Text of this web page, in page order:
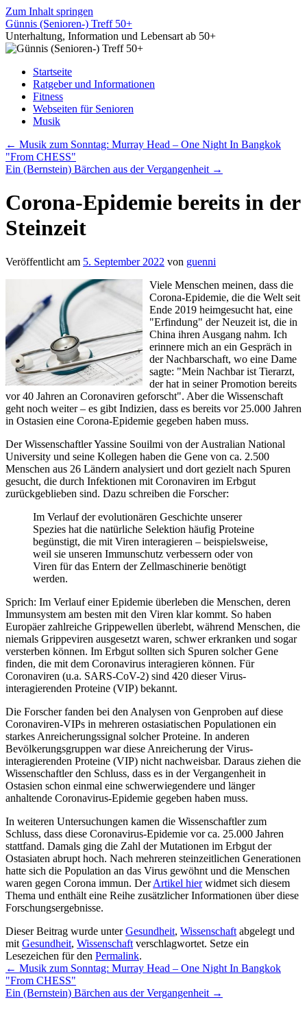
Zum Inhalt springen
Günnis (Senioren-) Treff 50+
Unterhaltung, Information und Lebensart ab 50+
Startseite
Ratgeber und Informationen
Fitness
Webseiten für Senioren
Musik
← Musik zum Sonntag: Murray Head – One Night In Bangkok
"From CHESS"
Ein (Bernstein) Bärchen aus der Vergangenheit →
Corona-Epidemie bereits in der
Steinzeit
Veröffentlicht am 5. September 2022 von guenni
Viele Menschen meinen, dass die
Corona-Epidemie, die die Welt seit
Ende 2019 heimgesucht hat, eine
"Erfindung" der Neuzeit ist, die in
China ihren Ausgang nahm. Ich
erinnere mich an ein Gespräch in
der Nachbarschaft, wo eine Dame
sagte: "Mein Nachbar ist Tierarzt,
der hat in seiner Promotion bereits
vor 40 Jahren an Coronaviren geforscht". Aber die Wissenschaft
geht noch weiter – es gibt Indizien, dass es bereits vor 25.000 Jahren
in Ostasien eine Corona-Epidemie gegeben haben muss.
Der Wissenschaftler Yassine Souilmi von der Australian National
University und seine Kollegen haben die Gene von ca. 2.500
Menschen aus 26 Ländern analysiert und dort gezielt nach Spuren
gesucht, die durch Infektionen mit Coronaviren im Erbgut
zurückgeblieben sind. Dazu schreiben die Forscher:
Im Verlauf der evolutionären Geschichte unserer
Spezies hat die natürliche Selektion häufig Proteine
begünstigt, die mit Viren interagieren – beispielsweise,
weil sie unseren Immunschutz verbessern oder von
Viren für das Entern der Zellmaschinerie benötigt
werden.
Sprich: Im Verlauf einer Epidemie überleben die Menschen, deren
Immunsystem am besten mit den Viren klar kommt. So haben
Europäer zahlreiche Grippewellen überlebt, während Menschen, die
niemals Grippeviren ausgesetzt waren, schwer erkranken und sogar
versterben können. Im Erbgut sollten sich Spuren solcher Gene
finden, die mit dem Coronavirus interagieren können. Für
Coronaviren (u.a. SARS-CoV-2) sind 420 dieser Virus-
interagierenden Proteine (VIP) bekannt.
Die Forscher fanden bei den Analysen von Genproben auf diese
Coronaviren-VIPs in mehreren ostasiatischen Populationen ein
starkes Anreicherungssignal solcher Proteine. In anderen
Bevölkerungsgruppen war diese Anreicherung der Virus-
interagierenden Proteine (VIP) nicht nachweisbar. Daraus ziehen die
Wissenschaftler den Schluss, dass es in der Vergangenheit in
Ostasien schon einmal eine schwerwiegendere und länger
anhaltende Coronavirus-Epidemie gegeben haben muss.
In weiteren Untersuchungen kamen die Wissenschaftler zum
Schluss, dass diese Coronavirus-Epidemie vor ca. 25.000 Jahren
stattfand. Damals ging die Zahl der Mutationen im Erbgut der
Ostasiaten abrupt hoch. Nach mehreren steinzeitlichen Generationen
hatte sich die Population an das Virus gewöhnt und die Menschen
waren gegen Corona immun. DerArtikel hierwidmet sich diesem
Thema und enthält eine Reihe zusätzlicher Informationen über diese
Forschungsergebnisse.
Dieser Beitrag wurde unterGesundheit, Wissenschaft abgelegt und
mit Gesundheit, Wissenschaft verschlagwortet. Setze ein
Lesezeichen für den Permalink.
← Musik zum Sonntag: Murray Head – One Night In Bangkok
"From CHESS"
Ein (Bernstein) Bärchen aus der Vergangenheit →